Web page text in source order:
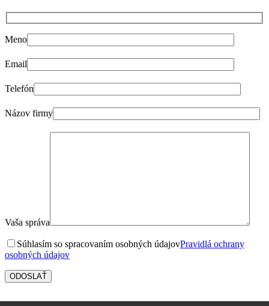
Meno
Email
Telefón
Názov firmy
Vaša správa
Súhlasím so spracovaním osobných údajovPravidlá ochrany
osobných údajov